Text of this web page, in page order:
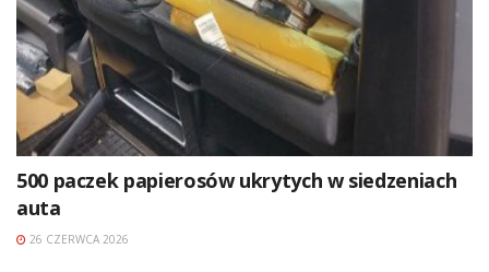
500 paczek papierosów ukrytych w siedzeniach
auta
26 CZERWCA 2026